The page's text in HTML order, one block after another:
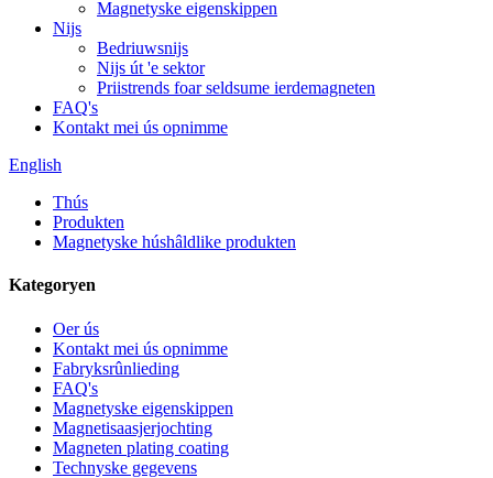
Magnetyske eigenskippen
Nijs
Bedriuwsnijs
Nijs út 'e sektor
Priistrends foar seldsume ierdemagneten
FAQ's
Kontakt mei ús opnimme
English
Thús
Produkten
Magnetyske húshâldlike produkten
Kategoryen
Oer ús
Kontakt mei ús opnimme
Fabryksrûnlieding
FAQ's
Magnetyske eigenskippen
Magnetisaasjerjochting
Magneten plating coating
Technyske gegevens